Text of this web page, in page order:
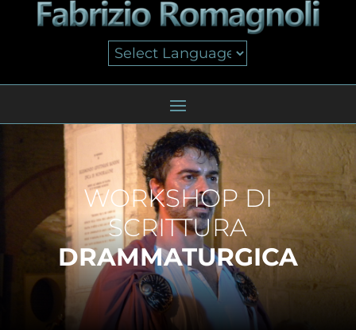
WORKSHOP DI
SCRITTURA
DRAMMATURGICA